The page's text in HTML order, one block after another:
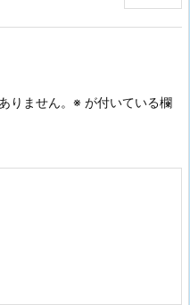
りません。 ※ が付いている欄